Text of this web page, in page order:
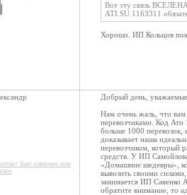
Вот эту связь
ATI.SU 1163311
Хорошо. ИП Кольцов
был изменен или
Добрый день,
Нам очень жаль, что вам
перевозчиками. Код
больше 1000 перевозок,
доказывает наша
перевозчиком, который
средств. У ИП
«Домашние шедевры»,
вывозить своими
занимается ИП Савенко
обратите внимание, то